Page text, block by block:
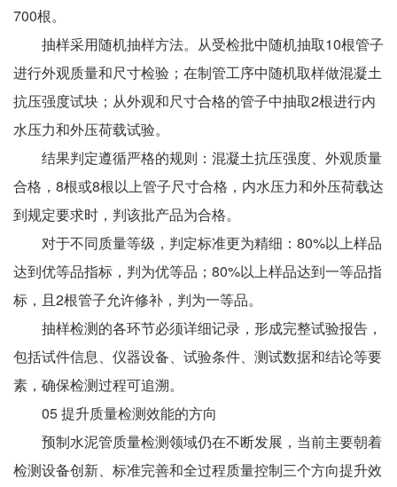
700根。
抽样采用随机抽样方法。从受检批中随机抽取10根管子
进行外观质量和尺寸检验；在制管工序中随机取样做混凝土
抗压强度试块；从外观和尺寸合格的管子中抽取2根进行内
水压力和外压荷载试验。
结果判定遵循严格的规则：混凝土抗压强度、外观质量
合格，8根或8根以上管子尺寸合格，内水压力和外压荷载达
到规定要求时，判该批产品为合格。
对于不同质量等级，判定标准更为精细：80%以上样品
达到优等品指标，判为优等品；80%以上样品达到一等品指
标，且2根管子允许修补，判为一等品。
抽样检测的各环节必须详细记录，形成完整试验报告，
包括试件信息、仪器设备、试验条件、测试数据和结论等要
素，确保检测过程可追溯。
05 提升质量检测效能的方向
预制水泥管质量检测领域仍在不断发展，当前主要朝着
检测设备创新、标准完善和全过程质量控制三个方向提升效